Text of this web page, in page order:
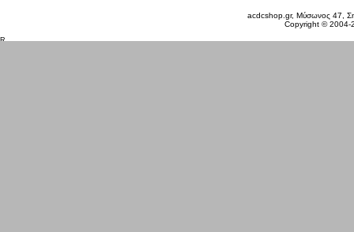
acdcshop.gr, Μύσωνος 47,
Copyright ©